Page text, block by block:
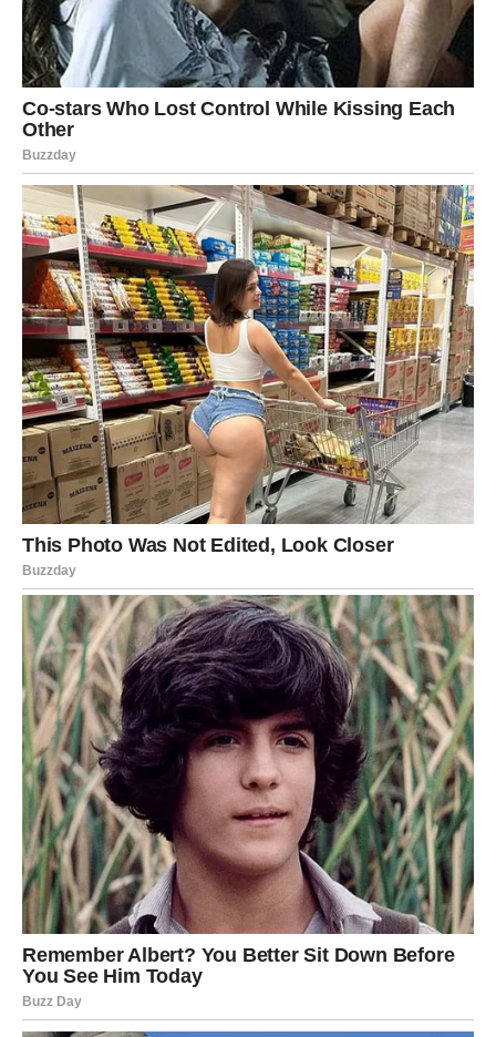
Treba imati na umu da eliminacija stenica zahtevaupornost i
strpljenje. Uglavnom nije dovoljno sprovesti tretman samo
jednom – postupak je potrebnoponavljatikako bi se u
potpunosti uklonile sve generacije ovih tvrdokornih parazita.
Čak i najmanje zanemareno mesto može postati novo žarište.
Iako deluju kao zastrašujući protivnici, uzdoslednu
primenu prirodnih metoda, moguće je vratiti osećaj
sigurnosti imirnog sna. Umesto da se poseže za
agresivnim hemikalijama, koje mogu narušiti zdravlje
ukućana, bolje je primeniti sistematičan, organizovan
pristup, korak po korak. Tako se stvara dom u kojem nema
mesta za stenice – samo za
Oglasi